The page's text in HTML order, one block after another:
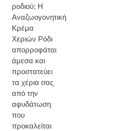
ροδιού; Η
Αναζωογονητική
Κρέμα
Χεριών Ρόδι
απορροφάται
άμεσα και
προστατεύει
τα χέρια σας
από την
αφυδάτωση
που
προκαλείται